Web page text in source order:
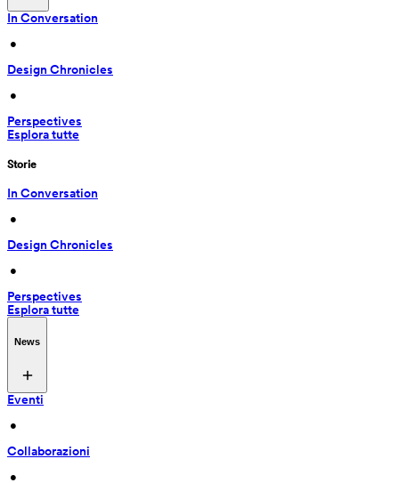
In Conversation
•
Design Chronicles
•
Perspectives
Esplora tutte
Storie
In Conversation
•
Design Chronicles
•
Perspectives
Esplora tutte
News
Eventi
•
Collaborazioni
•